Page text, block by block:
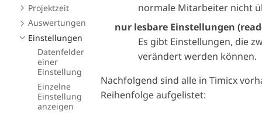
Projektzeit
Auswertungen
Einstellungen
Datenfelder
einer
Einstellung
Einzelne
Einstellung
anzeigen
normale Mitarbeiter nicht
nur lesbare Einstellungen
Es gibt Einstellungen, die
verändert werden können.
Nachfolgend sind alle in Timicx
Reihenfolge aufgelistet: